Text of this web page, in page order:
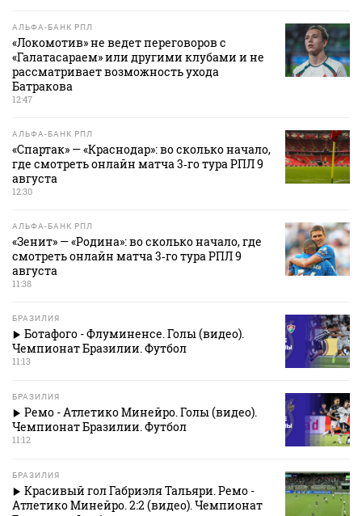
АЛЬФА-БАНК РПЛ
«Локомотив» не ведет переговоров с
«Галатасараем» или другими клубами и не
рассматривает возможность ухода
Батракова
12:47
АЛЬФА-БАНК РПЛ
«Спартак» — «Краснодар»: во сколько начало,
где смотреть онлайн матча 3‑го тура РПЛ 9
августа
12:30
АЛЬФА-БАНК РПЛ
«Зенит» — «Родина»: во сколько начало, где
смотреть онлайн матча 3‑го тура РПЛ 9
августа
11:38
БРАЗИЛИЯ
Ботафого - Флуминенсе. Голы (видео).
Чемпионат Бразилии. Футбол
11:13
БРАЗИЛИЯ
Ремо - Атлетико Минейро. Голы (видео).
Чемпионат Бразилии. Футбол
11:12
БРАЗИЛИЯ
Красивый гол Габриэля Тальяри. Ремо -
Атлетико Минейро. 2:2 (видео). Чемпионат